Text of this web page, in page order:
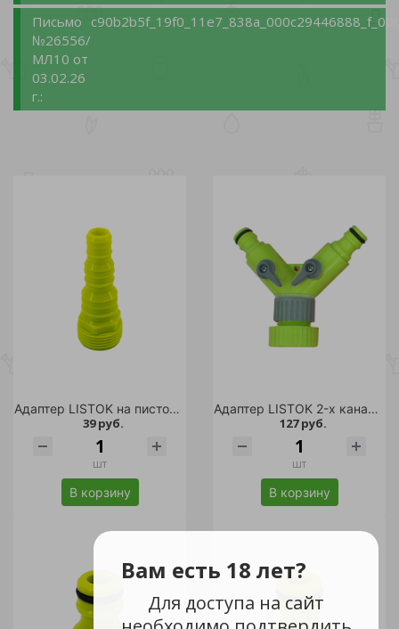
Вам есть 18 лет?
Для доступа на сайт
Письмо
№26556/
МЛ10 от
03.02.26
г.:
Адаптер LISTOK на пистолет /300
39 руб.
шт
В корзину
Адаптер LISTOK 2-х канальный /120
127 руб.
шт
В корзину